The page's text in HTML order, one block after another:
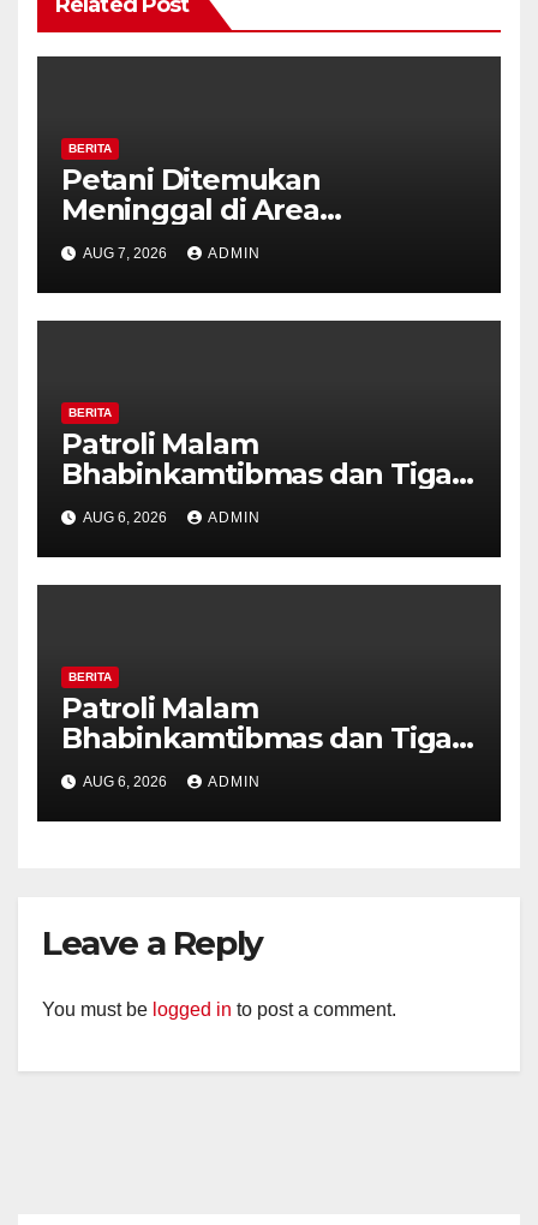
BERITA
Petani Ditemukan
Meninggal di Area
Persawahan Kalibeji, Polisi
Pastikan Tidak Ada Tanda
Kekerasan
AUG 7, 2026 ADMIN
BERITA
Patroli Malam
Bhabinkamtibmas dan Tiga
Pilar Kelurahan Ungaran
Perkuat Kamtibmas, Warga
Diajak Aktifkan Ronda
AUG 6, 2026 ADMIN
BERITA
Patroli Malam
Bhabinkamtibmas dan Tiga
Pilar Kelurahan Ungaran
Perkuat Kamtibmas, Warga
Diajak Aktifkan Ronda
AUG 6, 2026 ADMIN
Leave a Reply
You must be logged in to post a comment.